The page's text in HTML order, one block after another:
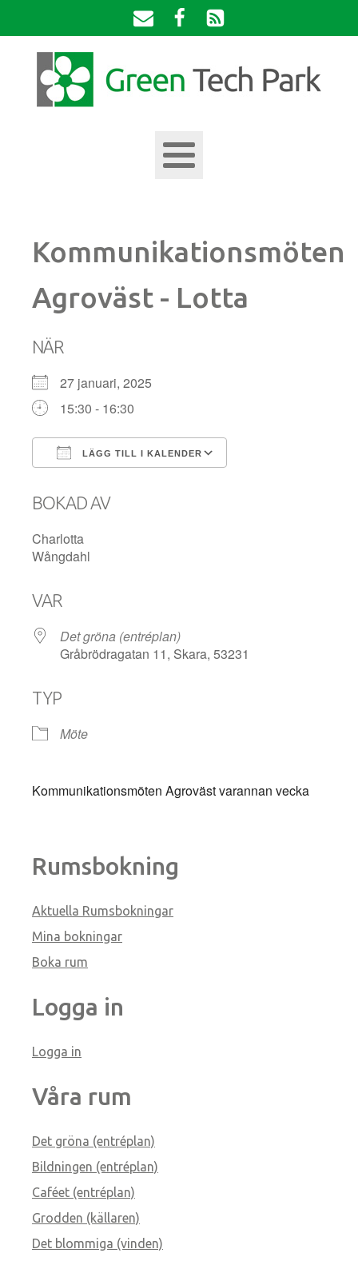
Kommunikationsmöten
Agroväst - Lotta
NÄR
27 januari, 2025
15:30 - 16:30
LÄGG TILL I KALENDER
BOKAD AV
Charlotta
Wångdahl
VAR
Det gröna (entréplan)
Gråbrödragatan 11, Skara, 53231
TYP
Möte
Kommunikationsmöten Agroväst varannan vecka
Rumsbokning
Aktuella Rumsbokningar
Mina bokningar
Boka rum
Logga in
Logga in
Våra rum
Det gröna (entréplan)
Bildningen (entréplan)
Caféet (entréplan)
Grodden (källaren)
Det blommiga (vinden)